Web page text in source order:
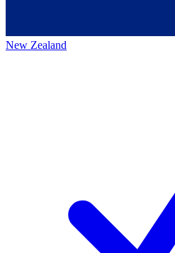
New Zealand